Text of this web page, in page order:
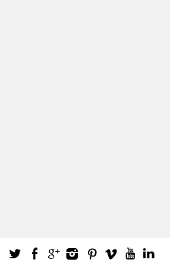
TwitterFacebookGoogle +InstagramPinterestVimeoYoutube